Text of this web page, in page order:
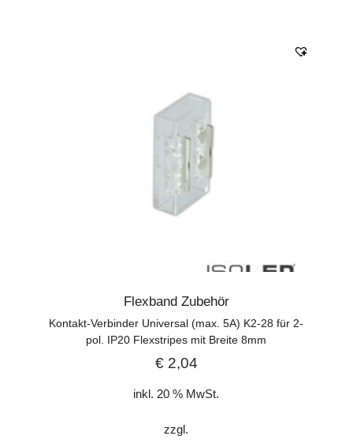
Flexband Zubehör
Kontakt-Verbinder Universal (max. 5A) K2-28 für 2-
pol. IP20 Flexstripes mit Breite 8mm
€2,04
inkl. 20 % MwSt.
zzgl.